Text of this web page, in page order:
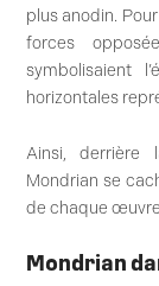
plus anodin.
forces
symbolisaient
horizontales
Ainsi, derrière
Mondrian se
de chaque
Mondrian